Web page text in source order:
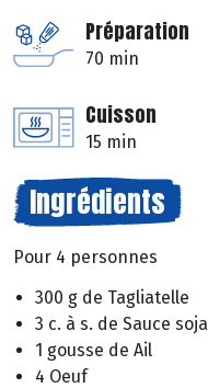
Préparation
70 min
Cuisson
15 min
Ingrédients
Pour 4 personnes
300 g de Tagliatelle
3 c. à s. de Sauce soja
1 gousse de Ail
4 Oeuf